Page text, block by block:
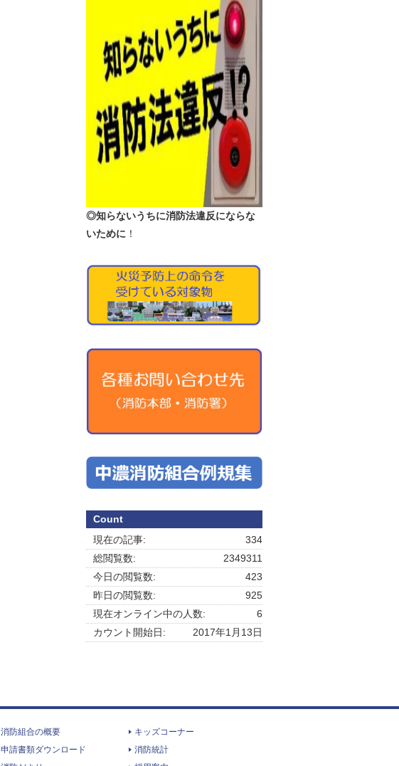
◎知らないうちに消防法違反にならな
いために ！
Count
334
現在の記事:
2349311
総閲覧数:
423
今日の閲覧数:
925
昨日の閲覧数:
6
現在オンライン中の人数:
2017年1月13日
カウント開始日:
消防組合の概要
キッズコーナー
申請書類ダウンロード
消防統計